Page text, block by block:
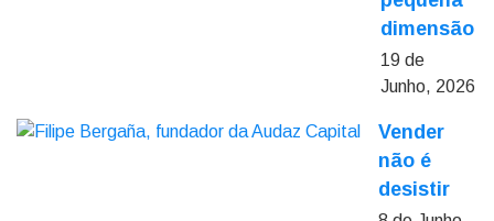
dimensão
19 de
Junho, 2026
Vender
não é
desistir